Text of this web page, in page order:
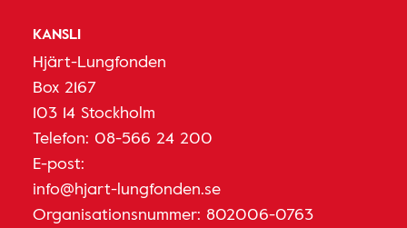
KANSLI
Hjärt-Lungfonden
Box 2167
103 14 Stockholm
Telefon: 08-566 24 200
E-post:
info@hjart-lungfonden.se
Organisationsnummer: 802006-0763